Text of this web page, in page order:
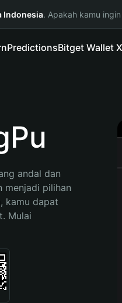
Indonesia. Apakah kamu
PredictionsBitget Wallet X
andal dan
menjadi pilihan
kamu dapat
Mulai